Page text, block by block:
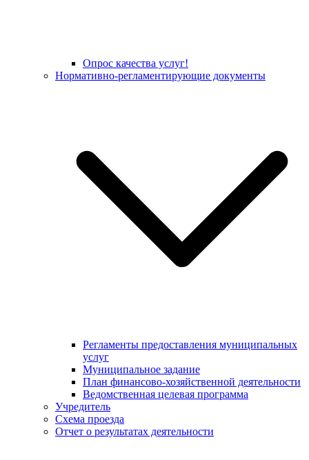
Опрос качества услуг!
Нормативно-регламентирующие документы
Регламенты предоставления муниципальных
услуг
Муниципальное задание
План финансово-хозяйственной деятельности
Ведомственная целевая программа
Учредитель
Схема проезда
Отчет о результатах деятельности